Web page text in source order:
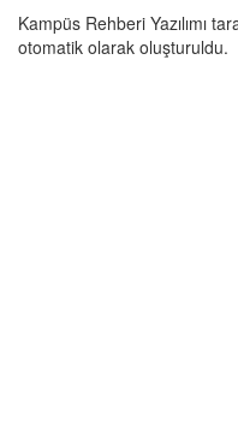
Kampüs Rehberi Yazılımı
otomatik olarak oluşturuldu.